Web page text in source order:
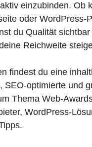
einzubinden. Ob
oder WordPress-
du Qualität
Reichweite
findest du eine
SEO-optimierte und
Thema Web-
WordPress-